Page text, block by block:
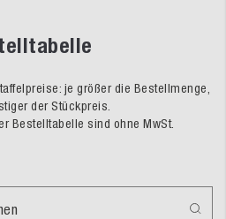
je größer die Bestellmenge,
der Stückpreis.
Bestelltabelle sind ohne MwSt.